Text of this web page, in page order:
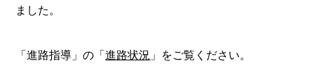
ました。
「進路指導」の「進路状況 」をご覧ください。